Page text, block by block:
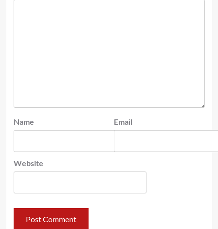
Name Email
Website